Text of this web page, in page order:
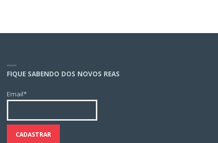
FIQUE SABENDO DOS NOVOS REAS
Email*